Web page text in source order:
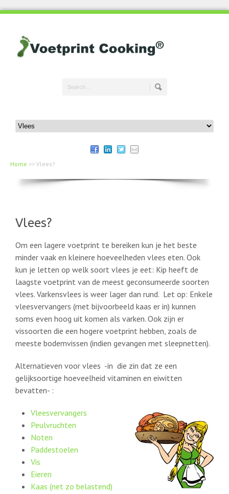
Home >> Vlees?
Vlees?
Om een lagere voetprint te bereiken kun je het beste
minder vaak en kleinere hoeveelheden vlees eten. Ook
kun je letten op welk soort vlees je eet: Kip heeft de
laagste voetprint van de meest geconsumeerde soorten
vlees. Varkensvlees is weer lager dan rund. Let op: Enkele
vleesvervangers (met bijvoorbeeld kaas er in) kunnen
soms even hoog uit komen als varken. Ook zijn er
vissoorten die een hogere voetprint hebben, zoals de
meeste bodemvissen (indien gevangen met sleepnetten).
Alternatieven voor vlees -in die zin dat ze een
gelijksoortige hoeveelheid vitaminen en eiwitten
bevatten- :
Vleesvervangers
Peulvruchten
Noten
Paddestoelen
Vis
Eieren
Kaas (net zo belastend)